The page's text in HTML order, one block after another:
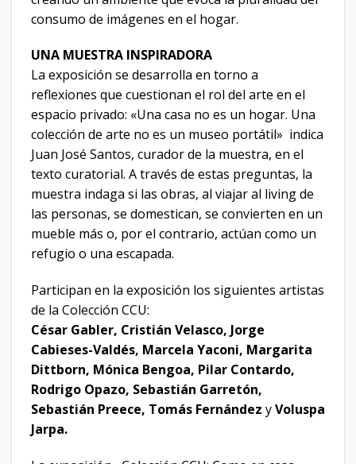
consumo de imágenes en el hogar.
UNA MUESTRA INSPIRADORA
La exposición se desarrolla en torno a
reflexiones que cuestionan el rol del arte en el
espacio privado: «Una casa no es un hogar. Una
colección de arte no es un museo portátil» indica
Juan José Santos, curador de la muestra, en el
texto curatorial. A través de estas preguntas, la
muestra indaga si las obras, al viajar al living de
las personas, se domestican, se convierten en un
mueble más o, por el contrario, actúan como un
refugio o una escapada.
Participan en la exposición los siguientes artistas
de la Colección CCU:
César Gabler, Cristián Velasco, Jorge
Cabieses-Valdés, Marcela Yaconi, Margarita
Dittborn, Mónica Bengoa, Pilar Contardo,
Rodrigo Opazo, Sebastián Garretón,
Sebastián Preece, Tomás Fernández yVoluspa
Jarpa.